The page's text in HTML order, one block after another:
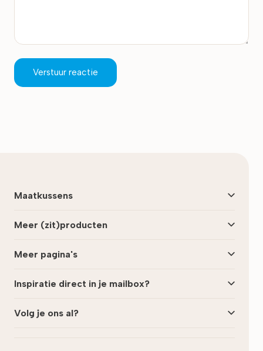
Verstuur reactie
Maatkussens
Meer (zit)producten
Meer pagina's
Inspiratie direct in je mailbox?
Volg je ons al?